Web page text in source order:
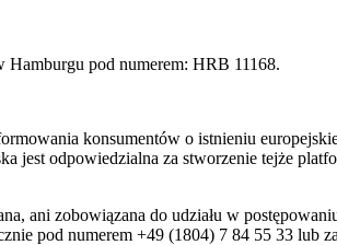
Hamburgu pod numerem: HRB 11168.
konsumentów o istnieniu
jest odpowiedzialna za stworzenie tejże
ani zobowiązana do udziału w
pod numerem +49 (1804) 7 84 55 33 lub